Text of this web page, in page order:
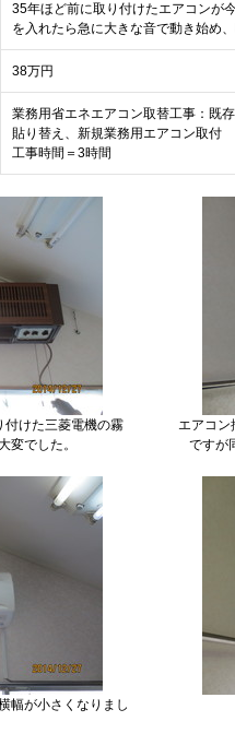
35年ほど前に取り付けたエアコンが
を入れたら急に大きな音で動き始め
38万円
業務用省エネエアコン取替工事：既
貼り替え、新規業務用エアコン取付
工事時間＝3時間
けた三菱電機の霧
でした。
エアコン
ですが
幅が小さくなりまし